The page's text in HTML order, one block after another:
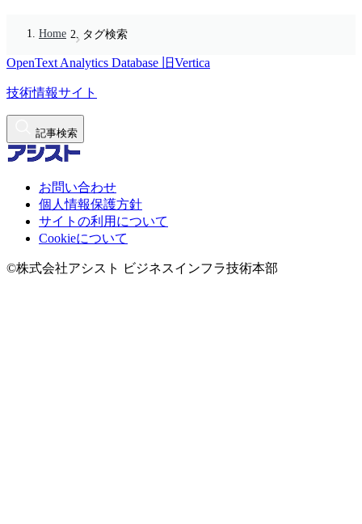
Home タグ検索
OpenText Analytics Database 旧Vertica
技術情報サイト
記事検索
お問い合わせ
個人情報保護方針
サイトの利用について
Cookieについて
©株式会社アシスト ビジネスインフラ技術本部